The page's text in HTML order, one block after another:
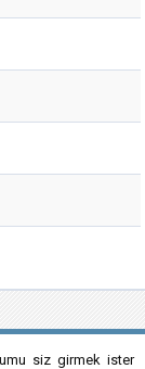
siz girmek ister